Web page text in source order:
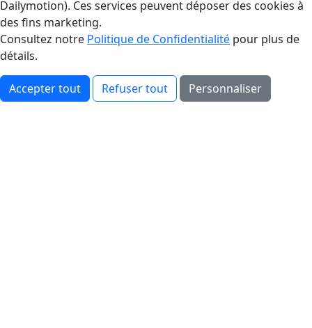
Dailymotion). Ces services peuvent déposer des cookies à
des fins marketing.
Consultez notre Politique de Confidentialité pour plus de
détails.
Accepter tout Refuser tout Personnaliser